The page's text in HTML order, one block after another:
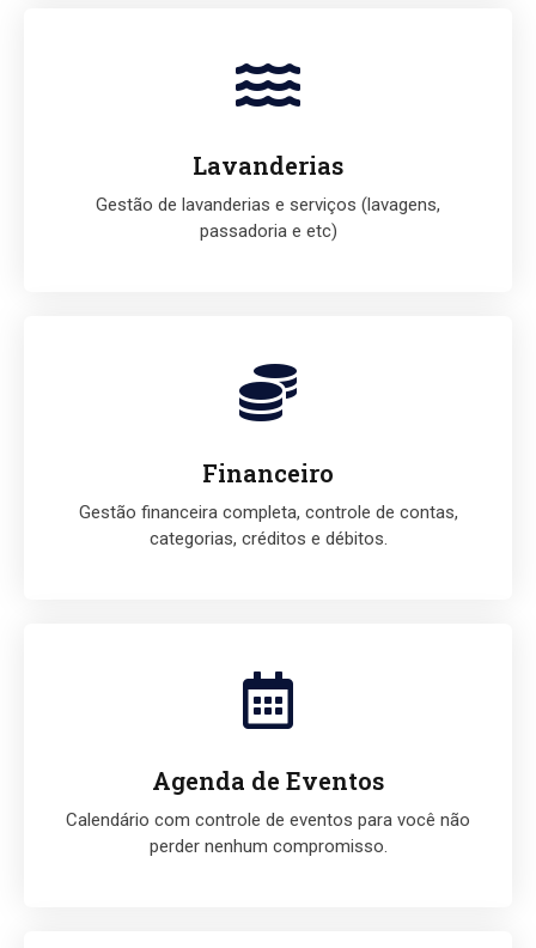
Lavanderias
Gestão de lavanderias e serviços (lavagens,
passadoria e etc)
Financeiro
Gestão financeira completa, controle de contas,
categorias, créditos e débitos.
Agenda de Eventos
Calendário com controle de eventos para você não
perder nenhum compromisso.